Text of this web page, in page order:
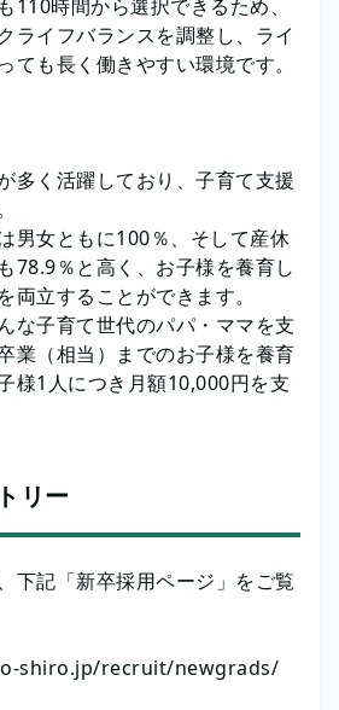
110時間から選択できるため、
ライフバランスを調整し、ライ
ても長く働きやすい環境です。
多く活躍しており、子育て支援
男女ともに100％、そして産休
78.9％と高く、お子様を養育し
両立することができます。
な子育て世代のパパ・ママを支
業（相当）までのお子様を養育
様1人につき月額10,000円を支
リー
下記「新卒採用ページ」をご覧
shiro.jp/recruit/newgrads/